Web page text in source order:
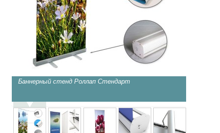
Баннерный стенд Роллап Стендарт